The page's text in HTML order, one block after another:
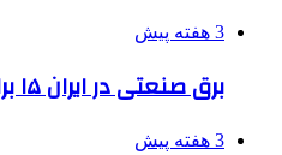
3 هفته پیش
برق صنعتی در ایران ۱۵ برابر گران‌تر از خانگی است
3 هفته پیش